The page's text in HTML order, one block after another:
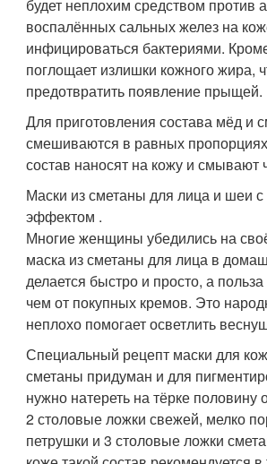
будет неплохим средством против
воспалённых сальных желез на
инфицироваться бактериями.
поглощает излишки кожного жира,
предотвратить появление прыщей.
Для приготовления состава мёд и
смешиваются в равных
состав наносят на кожу и смывают
Маски из сметаны для лица и шеи
эффектом .
Многие женщины убедились на
маска из сметаны для лица в
делается быстро и просто, а
чем от покупных кремов. Это
неплохо помогает осветлить
Специальный рецепт маски для
сметаны придуман и для
нужно натереть на тёрке половину
2 столовые ложки свежей, мелко
петрушки и 3 столовые ложки